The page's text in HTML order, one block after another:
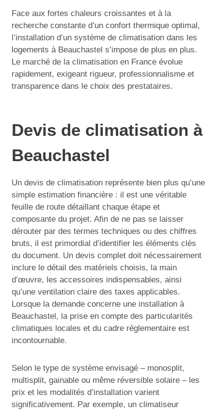
Face aux fortes chaleurs croissantes et à la
recherche constante d’un confort thermique optimal,
l’installation d’un système de climatisation dans les
logements à Beauchastel s’impose de plus en plus.
Le marché de la climatisation en France évolue
rapidement, exigeant rigueur, professionnalisme et
transparence dans le choix des prestataires.
Devis de climatisation à
Beauchastel
Un devis de climatisation représente bien plus qu’une
simple estimation financière : il est une véritable
feuille de route détaillant chaque étape et
composante du projet. Afin de ne pas se laisser
dérouter par des termes techniques ou des chiffres
bruts, il est primordial d’identifier les éléments clés
du document. Un devis complet doit nécessairement
inclure le détail des matériels choisis, la main
d’œuvre, les accessoires indispensables, ainsi
qu’une ventilation claire des taxes applicables.
Lorsque la demande concerne une installation à
Beauchastel, la prise en compte des particularités
climatiques locales et du cadre réglementaire est
incontournable.
Selon le type de système envisagé – monosplit,
multisplit, gainable ou même réversible solaire – les
prix et les modalités d’installation varient
significativement. Par exemple, un climatiseur